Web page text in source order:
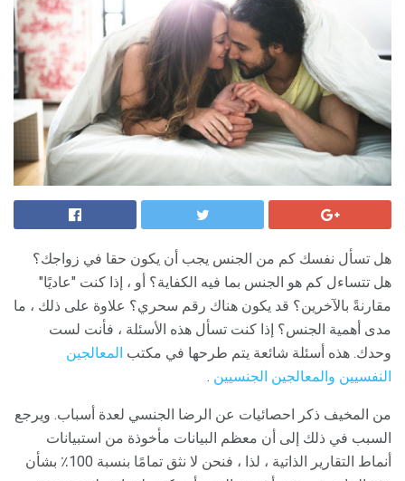
هل تسأل نفسك كم من الجنس يجب أن يكون حقا في زواجك؟
هل تتساءل كم هو الجنس بما فيه الكفاية؟ أو ، إذا كنت "عاديًا"
مقارنةً بالآخرين؟ قد يكون هناك رقم سحري؟ علاوة على ذلك ، ما
مدى أهمية الجنس؟ إذا كنت تسأل هذه الأسئلة ، فأنت لست
وحدك. هذه أسئلة شائعة يتم طرحها في مكتب المعالجين
النفسيين والمعالجين الجنسيين .
من المخيف ذكر احصائيات عن الرضا الجنسي لعدة أسباب. ويرجع
السبب في ذلك إلى أن معظم البيانات مأخوذة من استبيانات
أنماط التقارير الذاتية ، لذا ، فنحن لا نثق تمامًا بنسبة 100٪ بشأن